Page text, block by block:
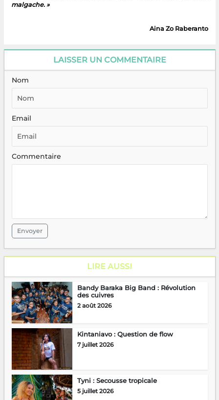
malgache. »
Aina Zo Raberanto
LAISSER UN COMMENTAIRE
Nom
Email
Commentaire
Envoyer
LIRE AUSSI
Bandy Baraka Big Band : Révolution
des cuivres
2 août 2026
Kintaniavo : Question de flow
7 juillet 2026
Tyni : Secousse tropicale
5 juillet 2026